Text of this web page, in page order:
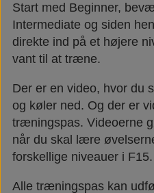
Start med Beginner,
Intermediate og siden
direkte ind på et højere
vant til at træne.
Der er en video, hvor du
og køler ned. Og der er
træningspas. Videoerne
når du skal lære
forskellige niveauer i F15.
Alle træningspas kan